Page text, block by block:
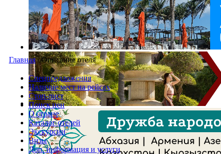
Главная /Описание отеля
Спецпредложения
Наличие мест на рейсах
Стоп-лист
Поиск цен
О стране
Каталог отелей
Экскурсии
Визы
Доп. информация и услуги